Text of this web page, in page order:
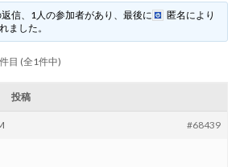
信、1人の参加者があり、最後に 匿名 により
ました。
目 (全1件中)
投稿
#68439